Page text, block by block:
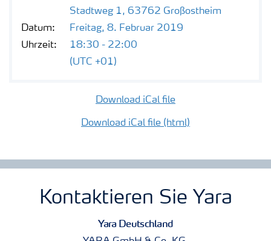
Stadtweg 1, 63762 Großostheim
Datum:
Freitag, 8. Februar 2019
Uhrzeit:
18:30 - 22:00
(UTC +01)
Download iCal file
Download iCal file (html)
Kontaktieren Sie Yara
Yara Deutschland